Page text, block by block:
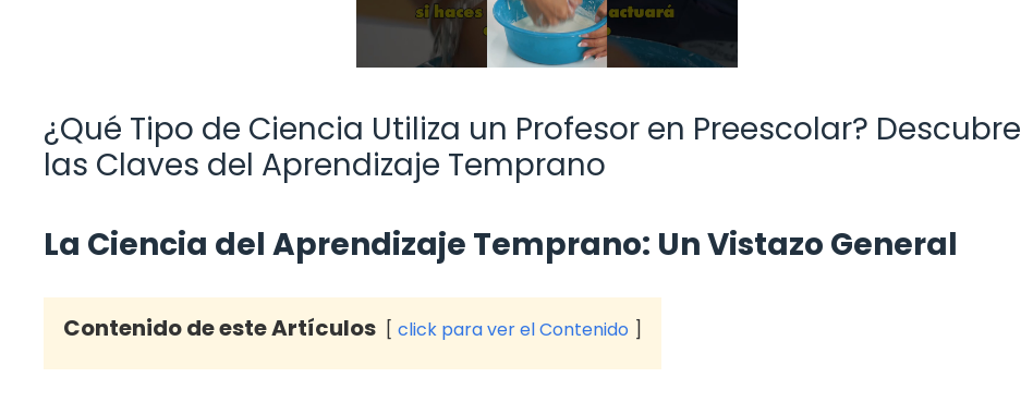
¿Qué Tipo de Ciencia Utiliza un Profesor en Preescolar? Descubre
las Claves del Aprendizaje Temprano
La Ciencia del Aprendizaje Temprano: Un Vistazo General
Contenido de este Artículos click para ver el Contenido